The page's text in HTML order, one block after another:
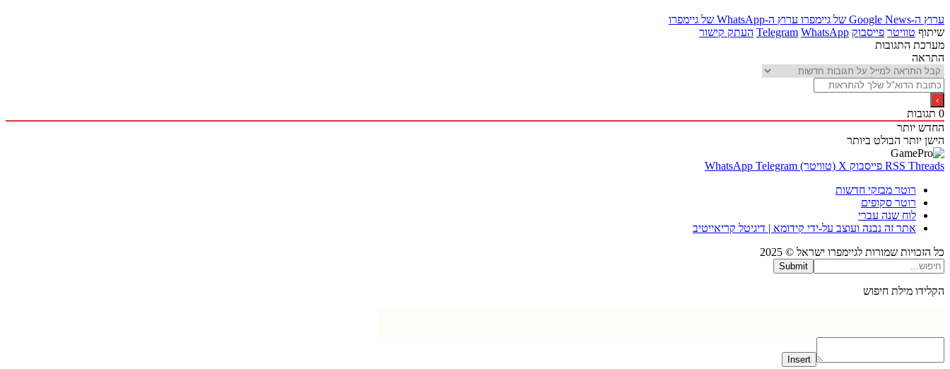
ערוץ ה-Google News של גיימפרו
ערוץ ה-WhatsApp של גיימפרו
שיתוף טוויטר פייסבוק Telegram WhatsApp
העתק קישור
מערכת התגובות
התראה
0 תגובות
החדש יותר
הישן יותר הבולט ביותר
RSS Threads פייסבוק X (טוויטר) WhatsApp Telegram
רוטר מבזקי חדשות
רוטר סקופים
לוח שנה עברי
אתר זה נבנה ועוצב על-ידי קידומא | דיגיטל קריאייטיב
כל הזכויות שמורות לגיימפרו ישראל © 2025
Submit
הקלידו מילת חיפוש
Insert